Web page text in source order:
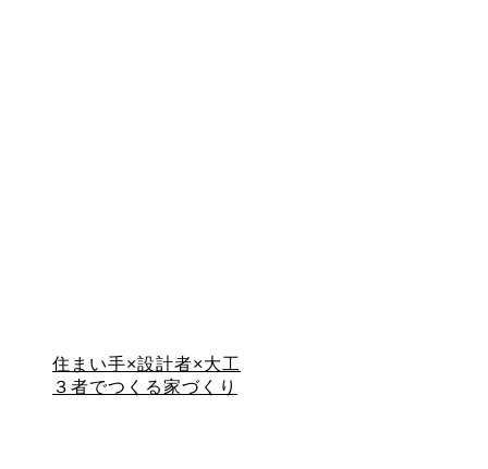
住まい手×設計者×大工
３者でつくる家づくり